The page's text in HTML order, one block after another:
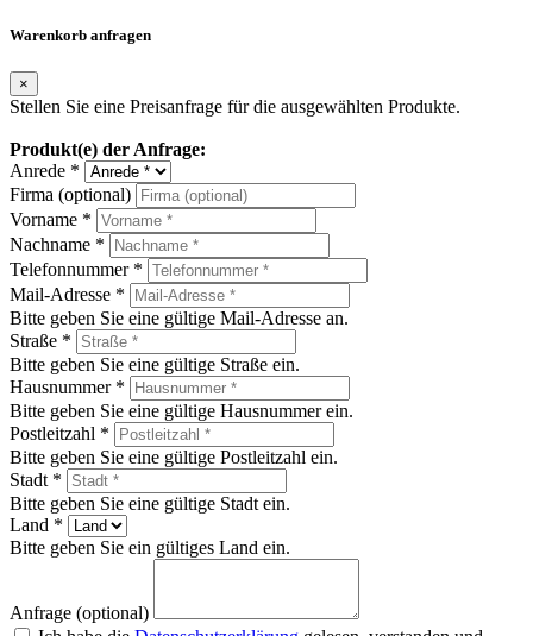
Warenkorb anfragen
×
Stellen Sie eine Preisanfrage für die ausgewählten Produkte.
Produkt(e) der Anfrage:
Anrede *
Firma (optional)
Vorname *
Nachname *
Telefonnummer *
Mail-Adresse *
Bitte geben Sie eine gültige Mail-Adresse an.
Straße *
Bitte geben Sie eine gültige Straße ein.
Hausnummer *
Bitte geben Sie eine gültige Hausnummer ein.
Postleitzahl *
Bitte geben Sie eine gültige Postleitzahl ein.
Stadt *
Bitte geben Sie eine gültige Stadt ein.
Land *
Bitte geben Sie ein gültiges Land ein.
Anfrage (optional)